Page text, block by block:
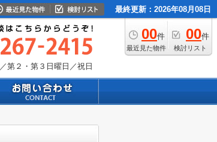
最終更新：2026年08月08日
00件
最近見た物件
00件
検討リスト
第２・第３日曜日／祝日